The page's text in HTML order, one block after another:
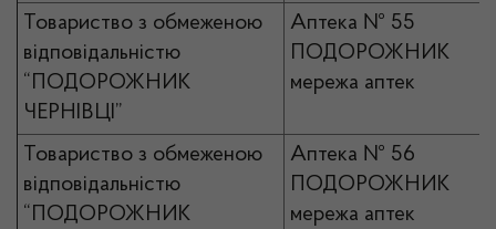
Товариство з обмеженою
відповідальністю
“ПОДОРОЖНИК
ЧЕРНІВЦІ”
Аптека № 55
ПОДОРОЖНИК
мережа аптек
Товариство з обмеженою
відповідальністю
“ПОДОРОЖНИК
Аптека № 56
ПОДОРОЖНИК
мережа аптек